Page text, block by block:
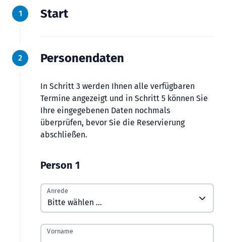
In Schritt 3 werden Ihnen alle verfügbaren
Termine angezeigt und in Schritt 5 können Sie
Ihre eingegebenen Daten nochmals
überprüfen, bevor Sie die Reservierung
abschließen.
Person 1
Anrede
Vorname
1 Start
2 Personendaten